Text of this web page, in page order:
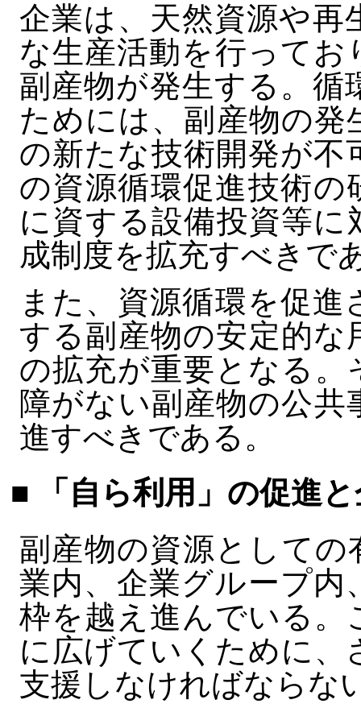
企業は、天然資源や再
な生産活動を行って
副産物が発生する。循
ためには、副産物の
の新たな技術開発が不
の資源循環促進技術の
に資する設備投資等
成制度を拡充すべきで
また、資源循環を促
する副産物の安定的な
の拡充が重要となる。
障がない副産物の公
進すべきである。
■ 「自ら利用」の促進
副産物の資源としての
業内、企業グループ内
枠を越え進んでいる。
に広げていくために
支援しなければならな